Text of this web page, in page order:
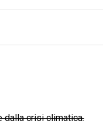
crisi climatica.